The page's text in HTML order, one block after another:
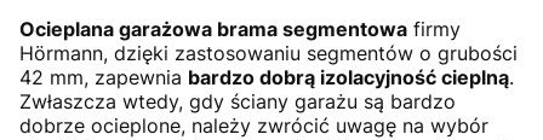
Ocieplana garażowa brama segmentowa firmy
Hörmann, dzięki zastosowaniu segmentów o grubości
42 mm, zapewnia bardzo dobrą izolacyjność cieplną.
Zwłaszcza wtedy, gdy ściany garażu są bardzo
dobrze ocieplone, należy zwrócić uwagę na wybór